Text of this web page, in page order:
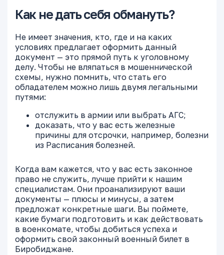
Как не дать себя обмануть?
Не имеет значения, кто, где и на каких
условиях предлагает оформить данный
документ — это прямой путь к уголовному
делу. Чтобы не вляпаться в мошеннической
схемы, нужно помнить, что стать его
обладателем можно лишь двумя легальными
путями:
отслужить в армии или выбрать АГС;
доказать, что у вас есть железные
причины для отсрочки, например, болезни
из Расписания болезней.
Когда вам кажется, что у вас есть законное
право не служить, лучше прийти к нашим
специалистам. Они проанализируют ваши
документы — плюсы и минусы, а затем
предложат конкретные шаги. Вы поймете,
какие бумаги подготовить и как действовать
в военкомате, чтобы добиться успеха и
оформить свой законный военный билет в
Биробиджане.